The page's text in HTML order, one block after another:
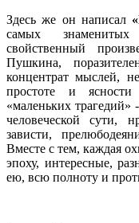
Здесь же он написал
самых
свойственный
Пушкина,
концентрат мыслей,
простоте и
«маленьких трагедий»
человеческой сути,
зависти,
Вместе с тем, каждая
эпоху, интересные,
ею, всю полноту и